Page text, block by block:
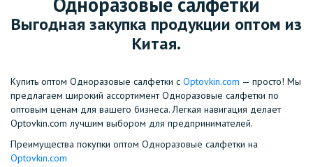
Выгодная закупка продукции оптом из
Китая.
Купить оптом Одноразовые салфетки с Optovkin.com — просто! Мы
предлагаем широкий ассортимент Одноразовые салфетки по
оптовым ценам для вашего бизнеса. Легкая навигация делает
Optovkin.com лучшим выбором для предпринимателей.
Преимущества покупки оптом Одноразовые салфетки на
Optovkin.com